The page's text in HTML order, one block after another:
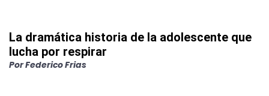
La dramática historia de la adolescente que
lucha por respirar
PorFederico Frias